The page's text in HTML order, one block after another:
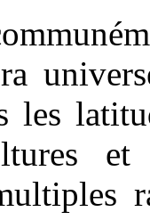
les